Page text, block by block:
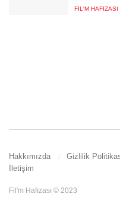
FIL'M HAFIZASI
Hakkımızda Gizlilik
İletişim
Fil'm Hafızası © 2023